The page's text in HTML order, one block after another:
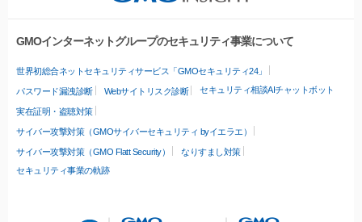
GMOインターネットグループのセキュリティ事業について
世界初総合ネットセキュリティサービス「GMOセキュリティ24」
パスワード漏洩診断 Webサイトリスク診断 セキュリティ相談AIチャットボット
実在証明・盗聴対策
サイバー攻撃対策（GMOサイバーセキュリティ byイエラエ）
サイバー攻撃対策（GMO Flatt Security）
なりすまし対策
セキュリティ事業の軌跡